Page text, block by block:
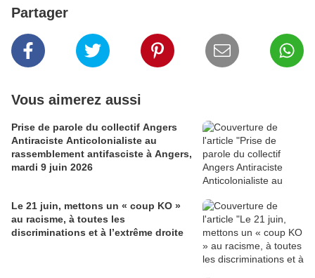
Partager
Vous aimerez aussi
Prise de parole du collectif Angers
Antiraciste Anticolonialiste au
rassemblement antifasciste à Angers,
mardi 9 juin 2026
Le 21 juin, mettons un « coup KO »
au racisme, à toutes les
discriminations et à l’extrême droite